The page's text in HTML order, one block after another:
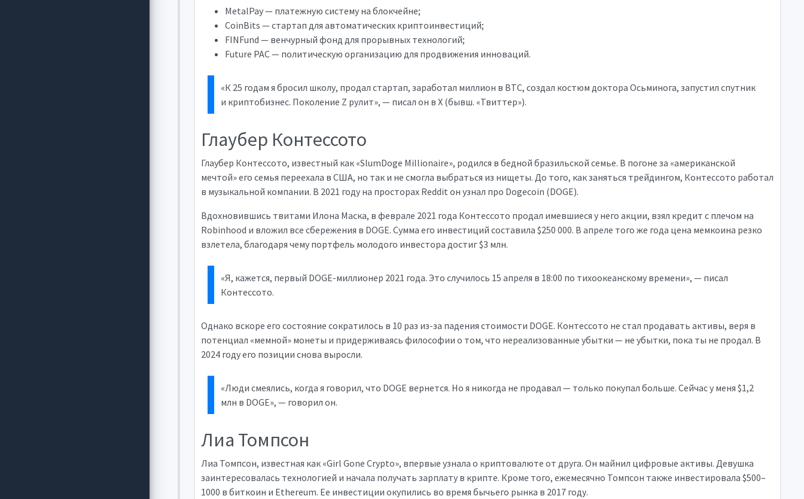
MetalPay — платежную систему на блокчейне;
CoinBits — стартап для автоматических криптоинвестиций;
FINFund — венчурный фонд для прорывных технологий;
Future PAC — политическую организацию для продвижения инноваций.
«К 25 годам я бросил школу, продал стартап, заработал миллион в BTC, создал костюм доктора Осьминога, запустил спутник
и криптобизнес. Поколение Z рулит», — писал он в X (бывш. «Твиттер»).
Глаубер Контессото
Глаубер Контессото, известный как «SlumDoge Millionaire», родился в бедной бразильской семье. В погоне за «американской
мечтой» его семья переехала в США, но так и не смогла выбраться из нищеты. До того, как заняться трейдингом, Контессото работал
в музыкальной компании. В 2021 году на просторах Reddit он узнал про Dogecoin (DOGE).
Вдохновившись твитами Илона Маска, в феврале 2021 года Контессото продал имевшиеся у него акции, взял кредит с плечом на
Robinhood и вложил все сбережения в DOGE. Сумма его инвестиций составила $250 000. В апреле того же года цена мемкоина резко
взлетела, благодаря чему портфель молодого инвестора достиг $3 млн.
«Я, кажется, первый DOGE-миллионер 2021 года. Это случилось 15 апреля в 18:00 по тихоокеанскому времени», — писал
Контессото.
Однако вскоре его состояние сократилось в 10 раз из-за падения стоимости DOGE. Контессото не стал продавать активы, веря в
потенциал «мемной» монеты и придерживаясь философии о том, что нереализованные убытки — не убытки, пока ты не продал. В
2024 году его позиции снова выросли.
«Люди смеялись, когда я говорил, что DOGE вернется. Но я никогда не продавал — только покупал больше. Сейчас у меня $1,2
млн в DOGE», — говорил он.
Лиа Томпсон
Лиа Томпсон, известная как «Girl Gone Crypto», впервые узнала о криптовалюте от друга. Он майнил цифровые активы. Девушка
заинтересовалась технологией и начала получать зарплату в крипте. Кроме того, ежемесячно Томпсон также инвестировала $500–
1000 в биткоин и Ethereum. Ее инвестиции окупились во время бычьего рынка в 2017 году.